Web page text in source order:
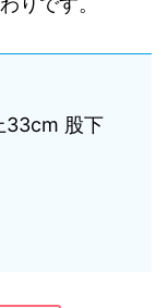
33cm 股下